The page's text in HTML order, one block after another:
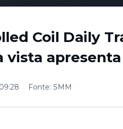
Coil Daily
vista
Fonte: SMM